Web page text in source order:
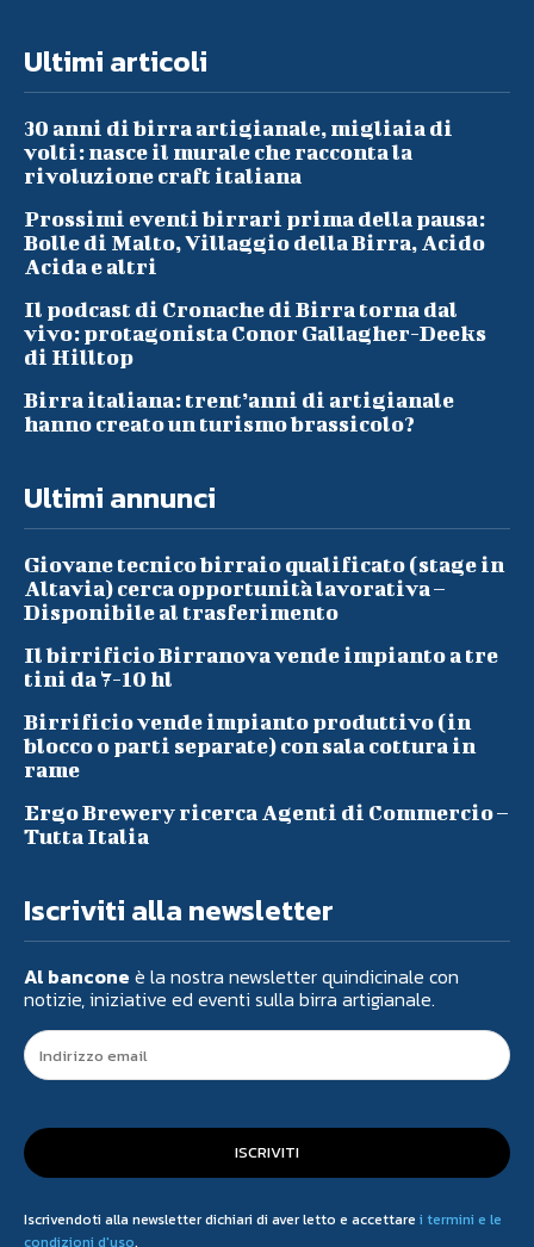
Ultimi articoli
30 anni di birra artigianale, migliaia di
volti: nasce il murale che racconta la
rivoluzione craft italiana
Prossimi eventi birrari prima della pausa:
Bolle di Malto, Villaggio della Birra, Acido
Acida e altri
Il podcast di Cronache di Birra torna dal
vivo: protagonista Conor Gallagher-Deeks
di Hilltop
Birra italiana: trent’anni di artigianale
hanno creato un turismo brassicolo?
Ultimi annunci
Giovane tecnico birraio qualificato (stage in
Altavia) cerca opportunità lavorativa –
Disponibile al trasferimento
Il birrificio Birranova vende impianto a tre
tini da 7-10 hl
Birrificio vende impianto produttivo (in
blocco o parti separate) con sala cottura in
rame
Ergo Brewery ricerca Agenti di Commercio –
Tutta Italia
Iscriviti alla newsletter
Al bancone è la nostra newsletter quindicinale con
notizie, iniziative ed eventi sulla birra artigianale.
ISCRIVITI
Iscrivendoti alla newsletter dichiari di aver letto e accettare i termini e le
condizioni d'uso.